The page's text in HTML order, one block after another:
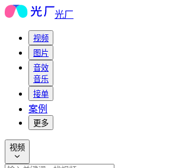
光厂
视频
图片
音效
音乐
接单
案例
更多
视频